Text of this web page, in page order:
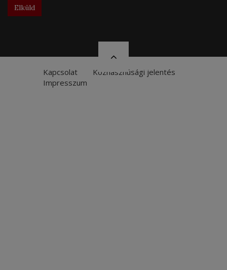
Elküld
Kapcsolat
Közhasznúsági jelentés
Impresszum